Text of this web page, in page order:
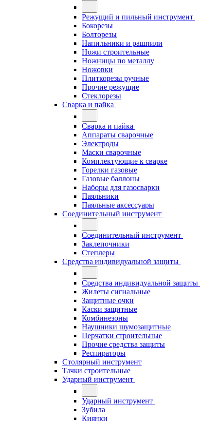
Режущий и пильный инструмент
Бокорезы
Болторезы
Напильники и рашпили
Ножи строительные
Ножницы по металлу
Ножовки
Плиткорезы ручные
Прочие режущие
Стеклорезы
Сварка и пайка
Сварка и пайка
Аппараты сварочные
Электроды
Маски сварочные
Комплектующие к сварке
Горелки газовые
Газовые баллоны
Наборы для газосварки
Паяльники
Паяльные аксессуары
Соединительный инструмент
Соединительный инструмент
Заклепочники
Степлеры
Средства индивидуальной защиты
Средства индивидуальной защиты
Жилеты сигнальные
Защитные очки
Каски защитные
Комбинезоны
Наушники шумозащитные
Перчатки строительные
Прочие средства защиты
Респираторы
Столярный инструмент
Тачки строительные
Ударный инструмент
Ударный инструмент
Зубила
Киянки